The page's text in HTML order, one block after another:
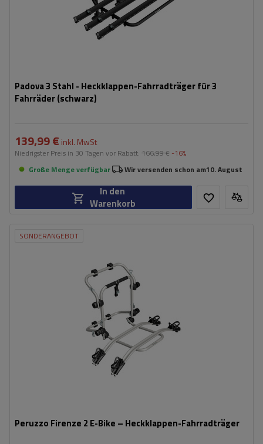
Padova 3 Stahl - Heckklappen-Fahrradträger für 3
Fahrräder (schwarz)
139,99 € inkl. MwSt
Niedrigster Preis in 30 Tagen vor Rabatt: 166,99 € -16%
Große Menge verfügbar
Wir versenden schon am10. August
In den
Warenkorb
SONDERANGEBOT
Peruzzo Firenze 2 E-Bike – Heckklappen-Fahrradträger
45 kg
kompatibel mit Elektrofahrrädern
Aluminiumkonstruktion